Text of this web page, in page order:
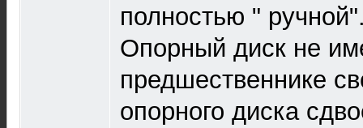
полностью "
Опорный диск не
предшественнике
опорного диска